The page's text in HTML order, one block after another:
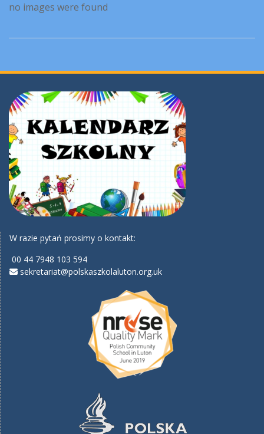
no images were found
W razie pytań prosimy o kontakt:
00 44 7948 103 594
sekretariat@polskaszkolaluton.org.uk